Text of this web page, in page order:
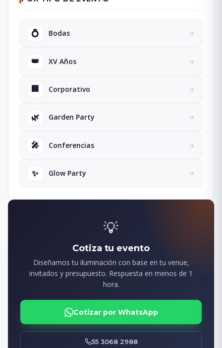
💍 Bodas →
👑 XV Años →
🏢 Corporativo →
🌿 Garden Party →
🎤 Conferencias →
✨ Glow Party →
💡
Cotiza tu evento
Diseñamos tu iluminación con base en tu venue,
invitados y presupuesto. Respuesta en menos de 1
hora.
Cotizar por WhatsApp
55 3068 2988